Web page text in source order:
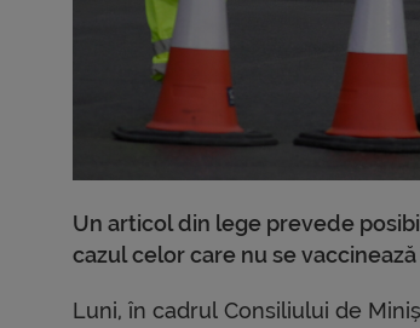
Un articol din lege prevede
cazul celor care nu se
Luni, în cadrul Consiliului de